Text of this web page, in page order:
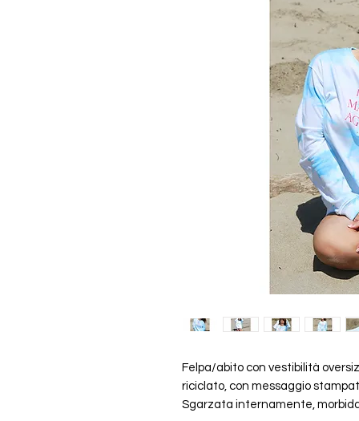
Felpa/abito con vestibilità
riciclato, con messaggio
Sgarzata internamente,